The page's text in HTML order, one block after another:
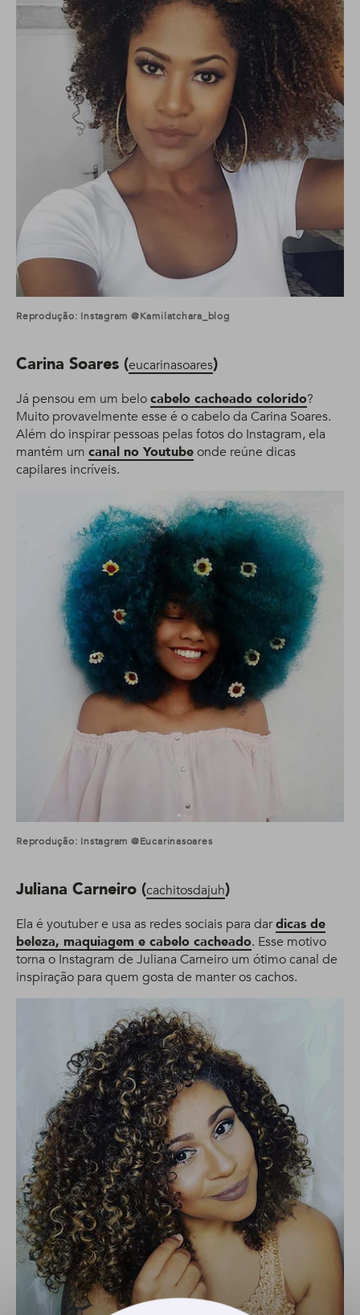
Reprodução: Instagram @kamilatchara_blog
Carina Soares (eucarinasoares)
Já pensou em um belocabelo cacheado colorido?
Muito provavelmente esse é o cabelo da Carina Soares.
Além do inspirar pessoas pelas fotos do Instagram, ela
mantém um canal no Youtubeonde reúne dicas
capilares incríveis.
Reprodução: Instagram @eucarinasoares
Juliana Carneiro (cachitosdajuh)
Ela é youtuber e usa as redes sociais para dardicas de
beleza, maquiagem e cabelo cacheado. Esse motivo
torna o Instagram de Juliana Carneiro um ótimo canal de
inspiração para quem gosta de manter os cachos.